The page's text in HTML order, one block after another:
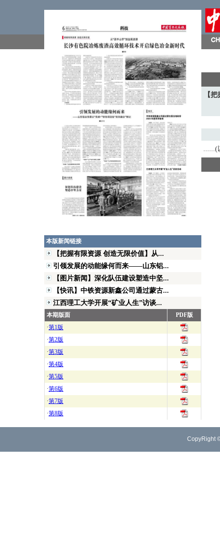
本版新闻链接
【把握有限资源 创造无限价值】从...
引领发展的动能缘何而来——山东铝...
【图片新闻】深化队伍建设塑造中坚...
【快讯】中铁资源新鑫公司通过蒙古...
江西理工大学开展“矿业人生”访谈...
本期版面
PDF版
·第1版
·第2版
·第3版
·第4版
·第5版
·第6版
·第7版
·第8版
【
......(
CopyRight